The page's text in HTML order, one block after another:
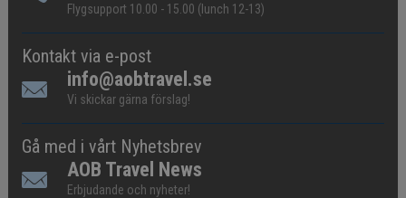
Flygsupport 10.00 - 15.00 (lunch 12-13)
Kontakt via e-post
info@aobtravel.se
Vi skickar gärna förslag!
Gå med i vårt Nyhetsbrev
AOB Travel News
Erbjudande och nyheter!